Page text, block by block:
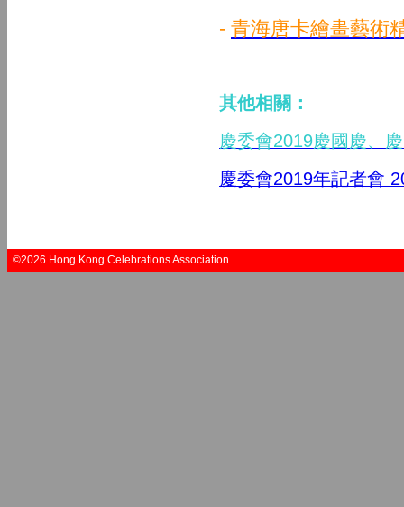
- 青海唐卡繪畫藝術
其他相關：
慶委會2019慶國慶、
慶委會2019年記者會
©2026 Hong Kong Celebrations Association